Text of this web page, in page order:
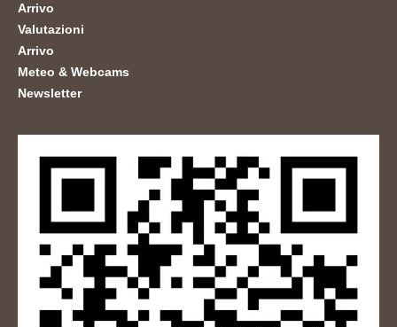
Arrivo
Valutazioni
Arrivo
Meteo & Webcams
Newsletter